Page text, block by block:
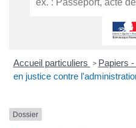
Accueil particuliers > Papiers
en justice contre
Dossier